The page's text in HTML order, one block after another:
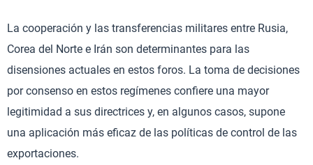
La cooperación y las transferencias militares entre Rusia,
Corea del Norte e Irán son determinantes para las
disensiones actuales en estos foros. La toma de decisiones
por consenso en estos regímenes confiere una mayor
legitimidad a sus directrices y, en algunos casos, supone
una aplicación más eficaz de las políticas de control de las
exportaciones.